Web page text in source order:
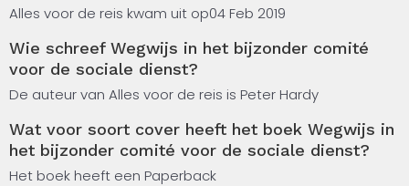
zich laten vervangen bij afwezigheid? – Wat is de
verhouding tussen het BCSD en de sociale dienst van het
OCMW?
De inzichten die u in deze publicatie opdoet, zullen u
helpen bij uw mandaat.
Alles voor de reis kwam uit op04 Feb 2019
Wie schreef Wegwijs in het bijzonder comité
voor de sociale dienst?
De auteur van Alles voor de reis is Peter Hardy
Wat voor soort cover heeft het boek Wegwijs in
het bijzonder comité voor de sociale dienst?
Het boek heeft een Paperback